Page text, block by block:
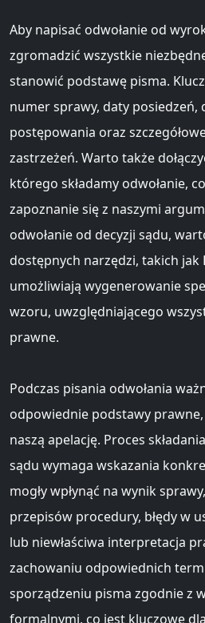
Aby napisać odwołanie od
zgromadzić wszystkie
stanowić podstawę pisma.
numer sprawy, daty posiedzeń,
postępowania oraz
zastrzeżeń. Warto także
którego składamy odwołanie,
zapoznanie się z naszymi
odwołanie od decyzji sądu,
dostępnych narzędzi, takich
umożliwiają wygenerowanie
wzoru, uwzględniającego
prawne.
Podczas pisania odwołania
odpowiednie podstawy
naszą apelację. Proces
sądu wymaga wskazania
mogły wpłynąć na wynik
przepisów procedury, błędy w
lub niewłaściwa interpretacja
zachowaniu odpowiednich
sporządzeniu pisma zgodnie z
formalnymi, co jest kluczowe